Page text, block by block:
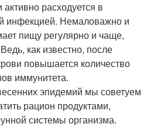
расходуется в
инфекцией. Немаловажно и
пищу регулярно и чаще,
как известно, после
повышается количество
иммунитета.
эпидемий мы советуем
рацион продуктами,
системы организма.